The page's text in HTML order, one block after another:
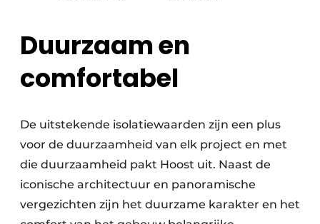
Duurzaam en
comfortabel
De uitstekende isolatiewaarden zijn een plus
voor de duurzaamheid van elk project en met
die duurzaamheid pakt Hoost uit. Naast de
iconische architectuur en panoramische
vergezichten zijn het duurzame karakter en het